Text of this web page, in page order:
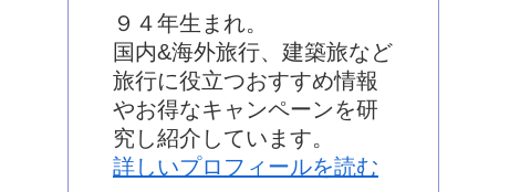
９４年生まれ。
国内&海外旅行、建築旅など
旅行に役立つおすすめ情報
やお得なキャンペーンを研
究し紹介しています。
詳しいプロフィールを読む